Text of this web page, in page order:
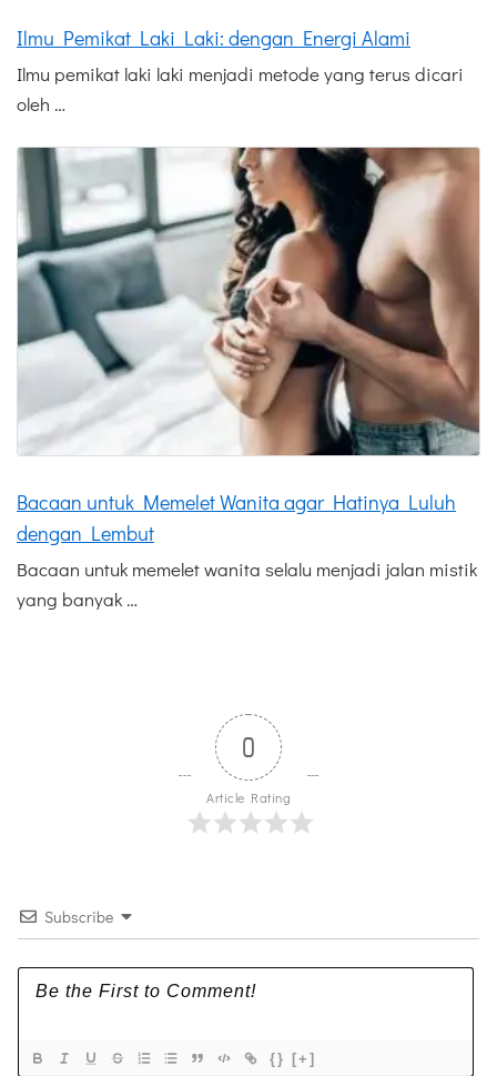
Ilmu Pemikat Laki Laki: dengan Energi Alami
Ilmu pemikat laki laki menjadi metode yang terus dicari
oleh …
Bacaan untuk Memelet Wanita agar Hatinya Luluh
dengan Lembut
Bacaan untuk memelet wanita selalu menjadi jalan mistik
yang banyak …
0
Article Rating
Subscribe
{} [+]